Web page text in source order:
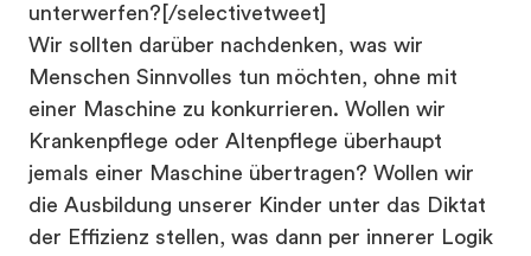
unterwerfen?[/selectivetweet]
Wir sollten darüber nachdenken, was wir
Menschen Sinnvolles tun möchten, ohne mit
einer Maschine zu konkurrieren. Wollen wir
Krankenpflege oder Altenpflege überhaupt
jemals einer Maschine übertragen? Wollen wir
die Ausbildung unserer Kinder unter das Diktat
der Effizienz stellen, was dann per innerer Logik